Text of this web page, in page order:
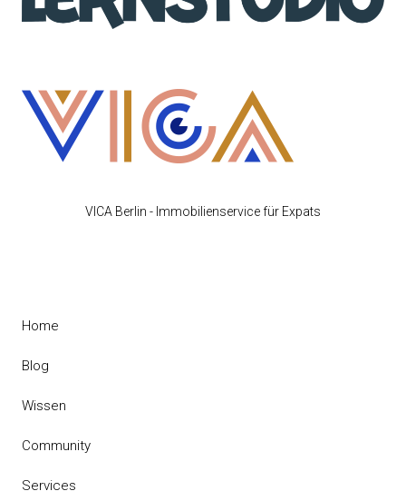
VICA Berlin - Immobilienservice für Expats
Home
Blog
Wissen
Community
Services